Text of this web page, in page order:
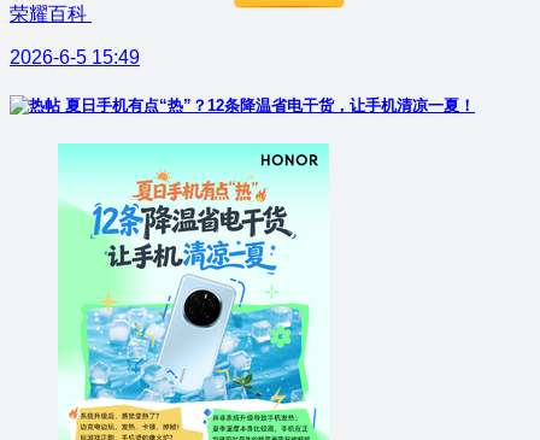
荣耀百科
2026-6-5 15:49
夏日手机有点“热”？12条降温省电干货，让手机清凉一夏！